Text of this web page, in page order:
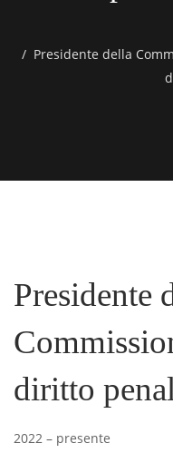
Presidente della
Presidente
diritto
2022 – presente